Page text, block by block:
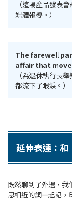
（這場產品發表
媒體報導。）
The farewell
affair that
（為退休執行長
都流下了眼淚。）
延伸表達：和
既然聊到了外遇，我
思相近的詞一起記，